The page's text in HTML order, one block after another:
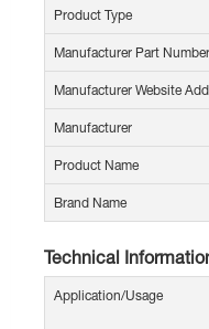
Product Type
Manufacturer Part Number
Manufacturer Website
Manufacturer
Product Name
Brand Name
Technical
Application/Usage